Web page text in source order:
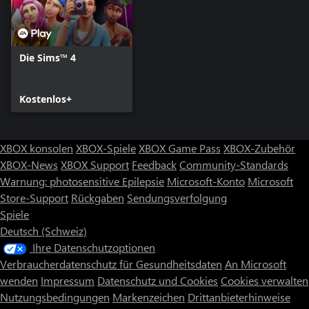
Die Sims™ 4
Kostenlos+
XBOX konsolen XBOX-SpieleXBOX Game Pass XBOX-Zubehör
XBOX-News XBOX Support FeedbackCommunity-Standards
Warnung: photosensitive Epilepsie Microsoft-Konto Microsoft
Store-Support Rückgaben Sendungsverfolgung
Spiele
Deutsch (Schweiz)
Ihre Datenschutzoptionen
Verbraucherdatenschutz für Gesundheitsdaten An Microsoft
wenden Impressum Datenschutz und Cookies Cookies verwalten
Nutzungsbedingungen Markenzeichen Drittanbieterhinweise